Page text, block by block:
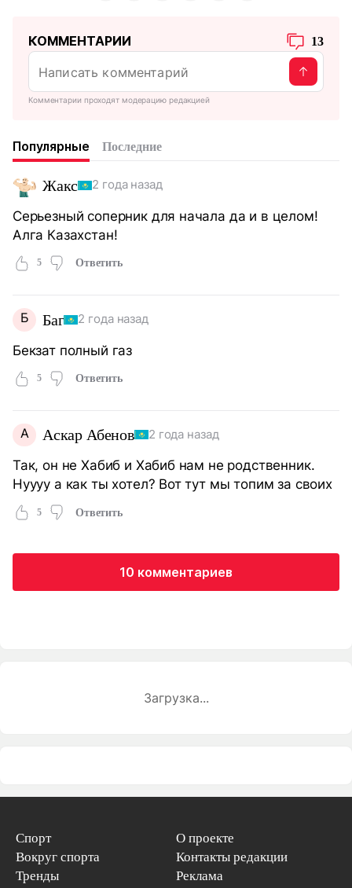
КОММЕНТАРИИ 13
Комментарии проходят модерацию редакцией
Популярные Последние
Жакс 2 года назад
Серьезный соперник для начала да и в целом!
Алга Казахстан!
5 Ответить
Б Баг 2 года назад
Бекзат полный газ
5 Ответить
А Аскар Абенов 2 года назад
Так, он не Хабиб и Хабиб нам не родственник.
Нуууу а как ты хотел? Вот тут мы топим за своих
5 Ответить
10 комментариев
Загрузка...
Спорт
Вокруг спорта
Тренды
О проекте
Контакты редакции
Реклама